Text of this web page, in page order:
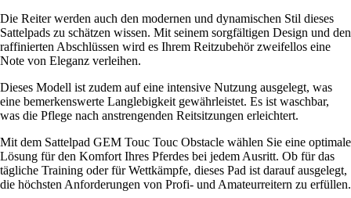
Die Reiter werden auch den modernen und dynamischen Stil dieses
Sattelpads zu schätzen wissen. Mit seinem sorgfältigen Design und den
raffinierten Abschlüssen wird es Ihrem Reitzubehör zweifellos eine
Note von Eleganz verleihen.
Dieses Modell ist zudem auf eine intensive Nutzung ausgelegt, was
eine bemerkenswerte Langlebigkeit gewährleistet. Es ist waschbar,
was die Pflege nach anstrengenden Reitsitzungen erleichtert.
Mit dem Sattelpad GEM Touc Touc Obstacle wählen Sie eine optimale
Lösung für den Komfort Ihres Pferdes bei jedem Ausritt. Ob für das
tägliche Training oder für Wettkämpfe, dieses Pad ist darauf ausgelegt,
die höchsten Anforderungen von Profi- und Amateurreitern zu erfüllen.